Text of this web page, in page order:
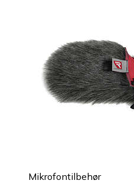
Mikrofontilbehør